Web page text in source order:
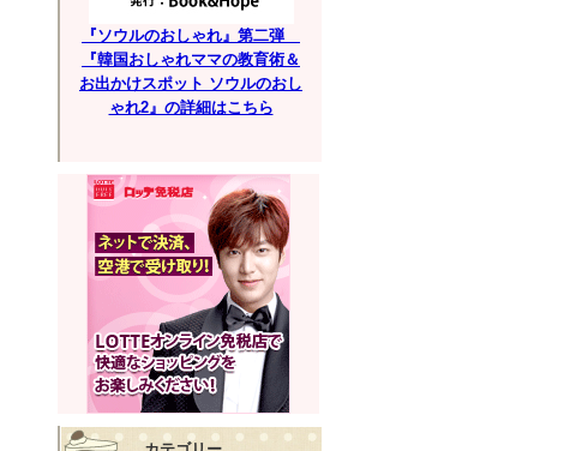
『ソウルのおしゃれ』第二弾
『韓国おしゃれママの教育術＆
お出かけスポット ソウルのおし
ゃれ2』の詳細はこちら